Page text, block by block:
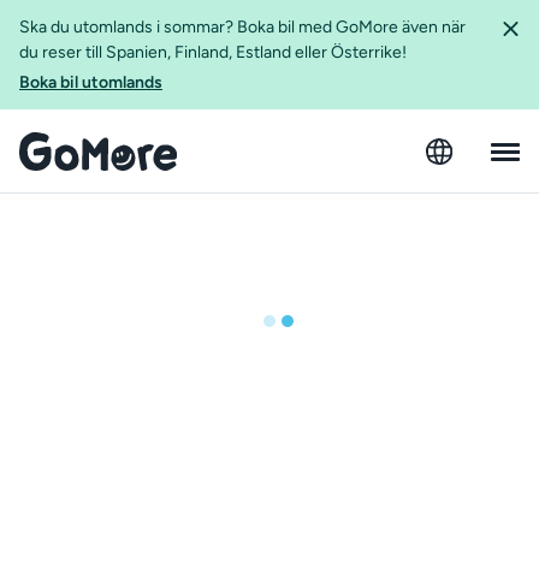
Ska du utomlands i sommar? Boka bil med GoMore även när
du reser till Spanien, Finland, Estland eller Österrike!
Boka bil utomlands